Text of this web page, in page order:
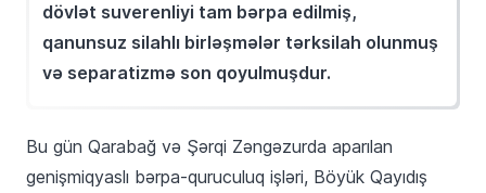
dövlət suverenliyi tam bərpa edilmiş,
qanunsuz silahlı birləşmələr tərksilah olunmuş
və separatizmə son qoyulmuşdur.
Bu gün Qarabağ və Şərqi Zəngəzurda aparılan
genişmiqyaslı bərpa-quruculuq işləri, Böyük Qayıdış